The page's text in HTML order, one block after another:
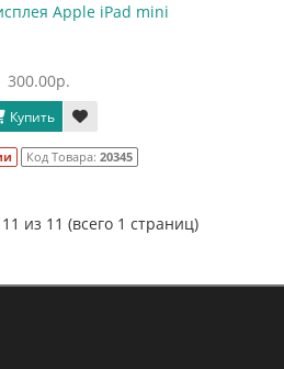
Apple iPad mini
300.00р.
Купить
Код Товара: 20345
из 11 (всего 1 страниц)